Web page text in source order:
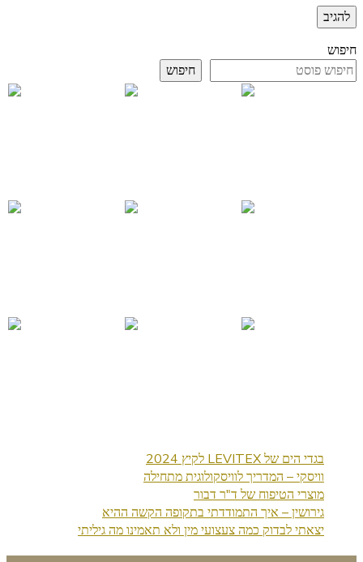
חיפוש
חיפוש
בגדי הים של LEVITEX לקיץ 2024
וויסקי – המדריך לוויסקולוגית מתחילה
מוצרי הטיפוח של ד"ר דבור
גירושין – איך התמודדתי בתקופה הקשה ההיא
יצאתי לבדוק כמה צעצועי מין ולא תאמינו מה גיליתי